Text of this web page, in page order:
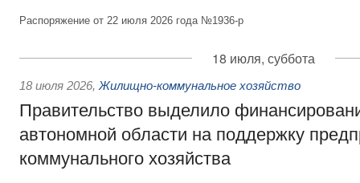
Распоряжение от 22 июля 2026 года №1936-р
18 июля, суббота
18 июля 2026, Жилищно-коммунальное хозяйство
Правительство выделило
автономной области на поддержку
коммунального хозяйства